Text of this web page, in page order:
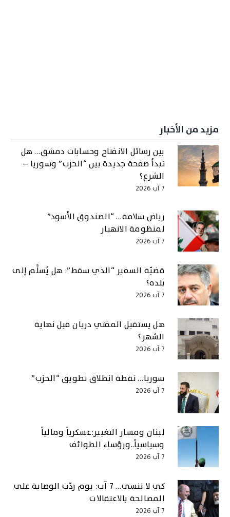
مزيد من الأخبار
بين رسائل الانفتاح وحسابات دمشق… هل
تبدأ صفحة جديدة بين “الحزب” وسوريا –
الشرع؟
7 آب 2026
رياض سلامة… “الصندوق الأسود”
لمنظومة الانهيار
7 آب 2026
قضيّة السفير “الذي سقط”: هل يُسلَّم إلى
بلده؟
7 آب 2026
هل يستقيل المفتي دريان قبل نهاية
الشهر؟
7 آب 2026
سوريا… نقطة انطلاق تطويق “الحزب”
7 آب 2026
لبنان ومسار التغيير:عسكرياً ومالياً
وسياسياً..ورؤساء الطوائف
7 آب 2026
كي لا ننسى… 7 آب: يوم ردّت الوصاية على
المصالحة بالاعتقالات
7 آب 2026